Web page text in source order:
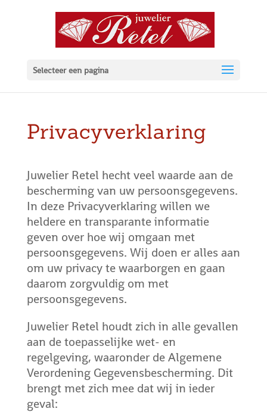
Selecteer een pagina
Privacyverklaring
Juwelier Retel hecht veel waarde aan de
bescherming van uw persoonsgegevens.
In deze Privacyverklaring willen we
heldere en transparante informatie
geven over hoe wij omgaan met
persoonsgegevens. Wij doen er alles aan
om uw privacy te waarborgen en gaan
daarom zorgvuldig om met
persoonsgegevens.
Juwelier Retel houdt zich in alle gevallen
aan de toepasselijke wet- en
regelgeving, waaronder de Algemene
Verordening Gegevensbescherming. Dit
brengt met zich mee dat wij in ieder
geval: